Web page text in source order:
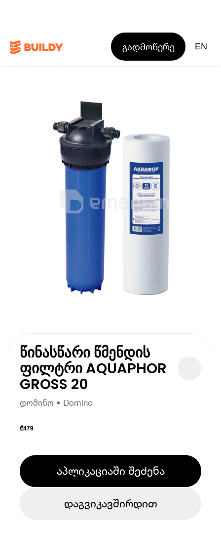
გადმოწერე EN
წინასწარი წმენდის
ფილტრი AQUAPHOR
GROSS 20
დომინო • Domino
₾479
აპლიკაციაში შეძენა
დაგვიკავშირდით